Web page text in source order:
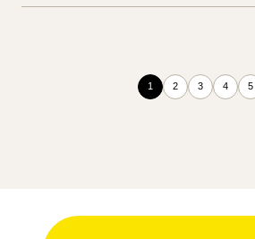
1 2 3 4 5